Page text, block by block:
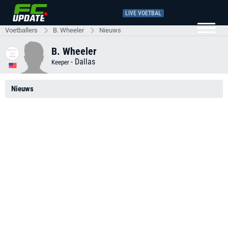
LIVE VOETBAL
Voetballers B. Wheeler Nieuws
B. Wheeler
Keeper - Dallas
Nieuws